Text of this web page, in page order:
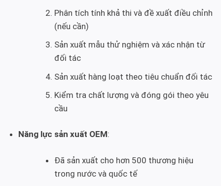
Phân tích tính khả thi và đề xuất điều chỉnh
(nếu cần)
Sản xuất mẫu thử nghiệm và xác nhận từ
đối tác
Sản xuất hàng loạt theo tiêu chuẩn đối tác
Kiểm tra chất lượng và đóng gói theo yêu
cầu
Năng lực sản xuất OEM:
Đã sản xuất cho hơn 500 thương hiệu
trong nước và quốc tế